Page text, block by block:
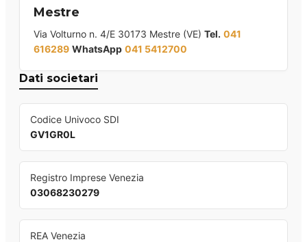
Mestre
Via Volturno n. 4/E 30173 Mestre (VE) Tel. 041
616289 WhatsApp 041 5412700
Dati societari
Codice Univoco SDI
GV1GR0L
Registro Imprese Venezia
03068230279
REA Venezia